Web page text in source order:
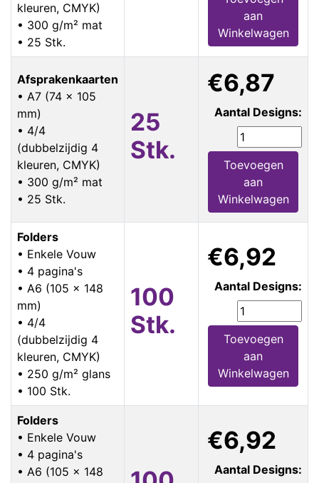
kleuren, CMYK)
• 300 g/m² mat
• 25 Stk.
aan
Winkelwagen
Afsprakenkaarten
• A7 (74 x 105
mm)
• 4/4
(dubbelzijdig 4
kleuren, CMYK)
• 300 g/m² mat
• 25 Stk.
25
Stk.
€6,87
Aantal Designs:
Toevoegen
aan
Winkelwagen
Folders
• Enkele Vouw
• 4 pagina's
• A6 (105 x 148
mm)
• 4/4
(dubbelzijdig 4
kleuren, CMYK)
• 250 g/m² glans
• 100 Stk.
100
Stk.
€6,92
Aantal Designs:
Toevoegen
aan
Winkelwagen
Folders
• Enkele Vouw
• 4 pagina's
• A6 (105 x 148
€6,92
Aantal Designs: